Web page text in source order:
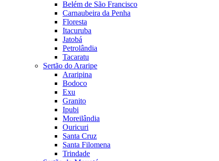
Belém de São Francisco
Carnaubeira da Penha
Floresta
Itacuruba
Jatobá
Petrolândia
Tacaratu
Sertão do Araripe
Araripina
Bodoco
Exu
Granito
Ipubi
Moreilândia
Ouricuri
Santa Cruz
Santa Filomena
Trindade